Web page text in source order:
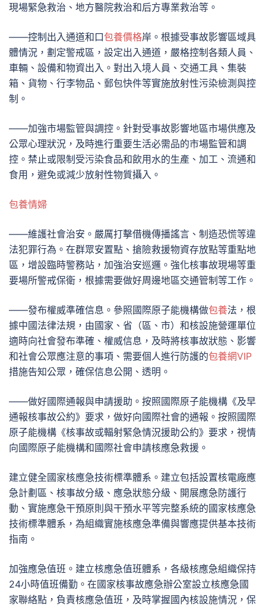
現場緊急救治、地方醫院救治和后方專業救治等。
——控制出入通道和口包養價格岸。根據受事故影響區域具
體情況，劃定警戒區，設定出入通道，嚴格控制各類人員、
車輛、設備和物資出入。對出入境人員、交通工具、集裝
箱、貨物、行李物品、郵包快件等實施放射性污染檢測與控
制。
——加強市場監管與調控。針對受事故影響地區市場供應及
公眾心理狀況，及時進行重要生活必需品的市場監管和調
控。禁止或限制受污染食品和飲用水的生產、加工、流通和
食用，避免或減少放射性物質攝入。
包養情婦
——維護社會治安。嚴厲打擊借機傳播謠言、制造恐慌等違
法犯罪行為。在群眾安置點、搶險救援物資存放點等重點地
區，增設臨時警務站，加強治安巡邏。強化核事故現場等重
要場所警戒保衛，根據需要做好周邊地區交通管制等工作。
——發布權威準確信息。參照國際原子能機構做包養法，根
據中國法律法規，由國家、省（區、市）和核設施營運單位
適時向社會發布準確、權威信息，及時將核事故狀態、影響
和社會公眾應注意的事項、需要個人進行防護的包養網VIP
措施告知公眾，確保信息公開、透明。
——做好國際通報與申請援助。按照國際原子能機構《及早
通報核事故公約》要求，做好向國際社會的通報。按照國際
原子能機構《核事故或輻射緊急情況援助公約》要求，視情
向國際原子能機構和國際社會申請核應急救援。
建立健全國家核應急技術標準體系。建立包括設置核電廠應
急計劃區、核事故分級、應急狀態分級、開展應急防護行
動、實施應急干預原則與干預水平等完整系統的國家核應急
技術標準體系，為組織實施核應急準備與響應提供基本技術
指南。
加強應急值班。建立核應急值班體系，各級核應急組織保持
24小時值班備勤。在國家核事故應急辦公室設立核應急國
家聯絡點，負責核應急值班，及時掌握國內核設施情況，保